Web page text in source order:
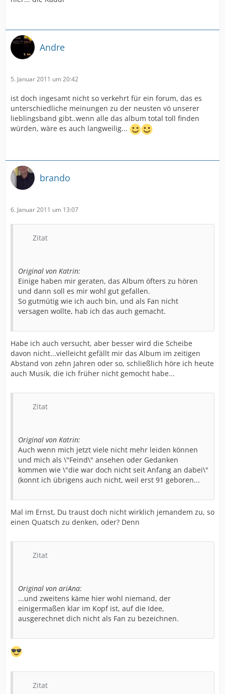
Andre
5. Januar 2011 um 20:42
ist doch ingesamt nicht so verkehrt für ein forum, das es
unterschiedliche meinungen zu der neusten vö unserer
lieblingsband gibt..wenn alle das album total toll finden
würden, wäre es auch langweilig...
brando
6. Januar 2011 um 13:07
Zitat
Original von Katrin:
Einige haben mir geraten, das Album öfters zu hören
und dann soll es mir wohl gut gefallen.
So gutmütig wie ich auch bin, und als Fan nicht
versagen wollte, hab ich das auch gemacht.
Habe ich auch versucht, aber besser wird die Scheibe
davon nicht...vielleicht gefällt mir das Album im zeitigen
Abstand von zehn Jahren oder so, schließlich höre ich heute
auch Musik, die ich früher nicht gemocht habe...
Zitat
Original von Katrin:
Auch wenn mich jetzt viele nicht mehr leiden können
und mich als \"Feind\" ansehen oder Gedanken
kommen wie \"die war doch nicht seit Anfang an dabei\"
(konnt ich übrigens auch nicht, weil erst 91 geboren...
Mal im Ernst, Du traust doch nicht wirklich jemandem zu, so
einen Quatsch zu denken, oder? Denn
Zitat
Original von ariAna:
...und zweitens käme hier wohl niemand, der
einigermaßen klar im Kopf ist, auf die Idee,
ausgerechnet dich nicht als Fan zu bezeichnen.
Zitat